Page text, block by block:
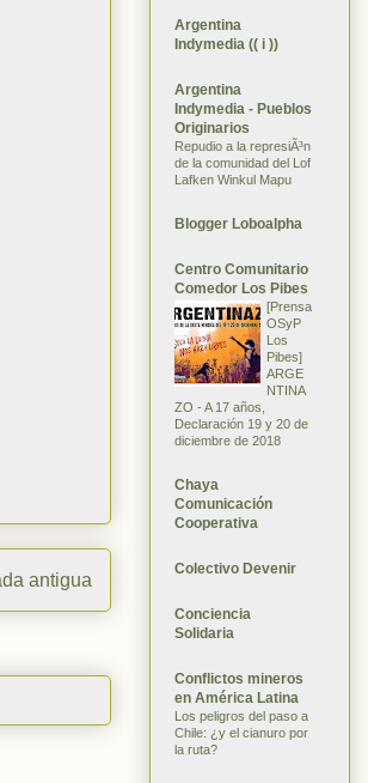
antigua
Argentina
Indymedia (( i ))
Argentina
Indymedia - Pueblos
Originarios
Repudio a la represiÃ³n
de la comunidad del Lof
Lafken Winkul Mapu
Blogger Loboalpha
Centro Comunitario
Comedor Los Pibes
[Prensa
OSyP
Los
Pibes]
ARGE
NTINA
ZO - A 17 años,
Declaración 19 y 20 de
diciembre de 2018
Chaya
Comunicación
Cooperativa
Colectivo Devenir
Conciencia
Solidaria
Conflictos mineros
en América Latina
Los peligros del paso a
Chile: ¿y el cianuro por
la ruta?